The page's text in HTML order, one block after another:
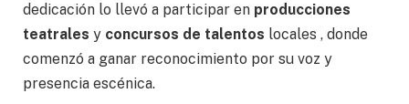
dedicación lo llevó a participar en producciones
teatrales y concursos de talentos locales , donde
comenzó a ganar reconocimiento por su voz y
presencia escénica.